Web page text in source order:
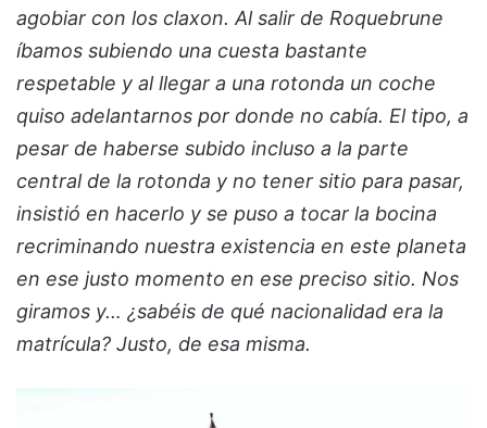
agobiar con los claxon. Al salir de Roquebrune
íbamos subiendo una cuesta bastante
respetable y al llegar a una rotonda un coche
quiso adelantarnos por donde no cabía. El tipo, a
pesar de haberse subido incluso a la parte
central de la rotonda y no tener sitio para pasar,
insistió en hacerlo y se puso a tocar la bocina
recriminando nuestra existencia en este planeta
en ese justo momento en ese preciso sitio. Nos
giramos y… ¿sabéis de qué nacionalidad era la
matrícula? Justo, de esa misma.